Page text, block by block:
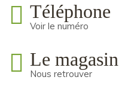
Téléphone
Voir le numéro
Le magasin
Nous retrouver